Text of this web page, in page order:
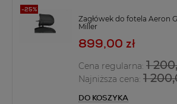
Zagłówek do fotela Aeron
Miller
899,00 zł
Cena regularna: 1
Najniższa cena: 1
DO KOSZYKA